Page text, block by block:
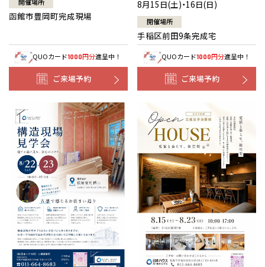
函館市豊岡町完成現場
QUOカード1000円分進呈中！
ご来場予約
8月15日(土)・16日(日)
開催場所
手稲区前田9条完成宅
QUOカード1000円分進呈中！
ご来場予約
全国の展示場
北海道
札幌
道央
東北
青森
甲信越・北陸
お近くのイベント
北海道
札幌
札幌
小樽
道央
苫小牧千歳
東北
青森県
八戸
青森
甲信越・北陸